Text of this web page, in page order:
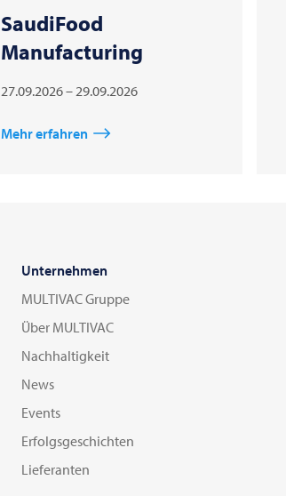
SaudiFood
Manufacturing
27.09.2026 – 29.09.2026
Mehr erfahren
Unternehmen
MULTIVAC Gruppe
Über MULTIVAC
Nachhaltigkeit
News
Events
Erfolgsgeschichten
Lieferanten